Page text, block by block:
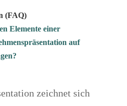
(FAQ)
Elemente einer
auf
zeichnet sich